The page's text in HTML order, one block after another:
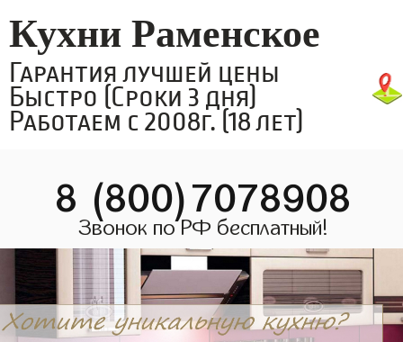
Кухни Раменское
Гарантия лучшей цены
Быстро (Сроки 3 дня)
Работаем с 2008г. (18 лет)
8 (800)7078908
Звонок по РФ бесплатный!